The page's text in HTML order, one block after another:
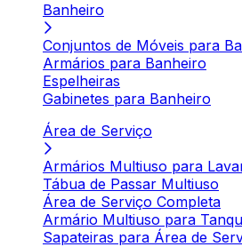
Banheiro
Conjuntos de Móveis para
Armários para Banheiro
Espelheiras
Gabinetes para Banheiro
Área de Serviço
Armários Multiuso para
Tábua de Passar Multiuso
Área de Serviço Completa
Armário Multiuso para
Sapateiras para Área de